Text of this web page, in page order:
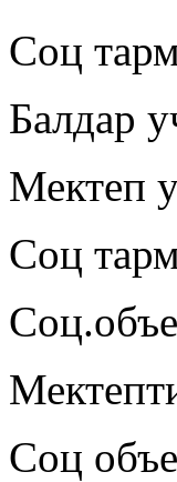
Соц
Балдар
Мектеп
Соц
Соц